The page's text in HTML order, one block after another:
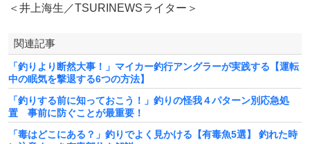
＜井上海生／TSURINEWSライター＞
関連記事
「釣りより断然大事！」マイカー釣行アングラーが実践する【運転
中の眠気を撃退する6つの方法】
「釣りする前に知っておこう！」釣りの怪我４パターン別応急処
置 事前に防ぐことが最重要！
「毒はどこにある？」釣りでよく見かける【有毒魚5選】 釣れた時